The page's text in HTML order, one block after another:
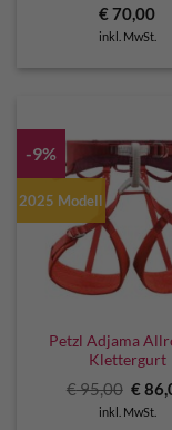
€70,00
inkl. MwSt.
-9%
2025 Modell
Petzl Adjama
Klettergurt
€95,00
Preis
war:
€
inkl. MwSt.